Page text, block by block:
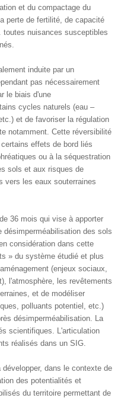
et du compactage du
perte de fertilité, de capacité
nuisances susceptibles
induite par un
pas nécessairement
le biais d'une
cycles naturels (eau –
et de favoriser la régulation
notamment. Cette réversibilité
effets de bord liés
ou à la séquestration
sols et aux risques de
vers les eaux souterraines
36 mois qui vise à apporter
désimperméabilisation des sols
considération dans cette
» du système étudié et plus
(enjeux sociaux,
l'atmosphère, les revêtements
et de modéliser
polluants potentiel, etc.)
désimperméabilisation. La
scientifiques. L'articulation
réalisés dans un SIG.
dans le contexte de
des potentialités et
du territoire permettant de